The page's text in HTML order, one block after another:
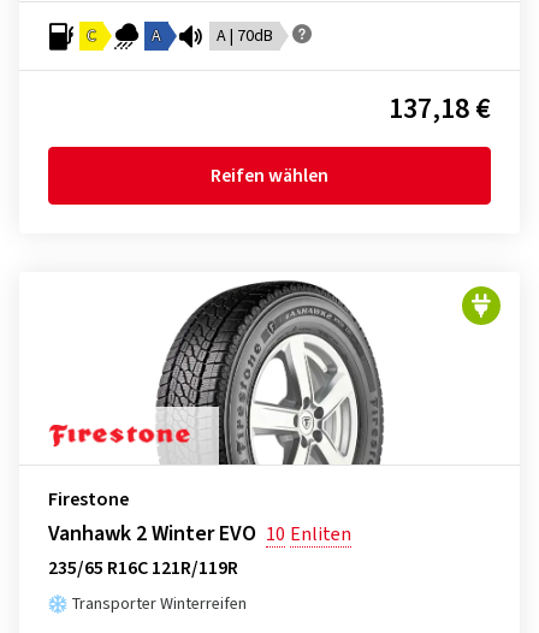
C A A | 70dB
137,18 €
Reifen wählen
Firestone
Vanhawk 2 Winter EVO 10 Enliten
235/65 R16C 121R/119R
Transporter Winterreifen